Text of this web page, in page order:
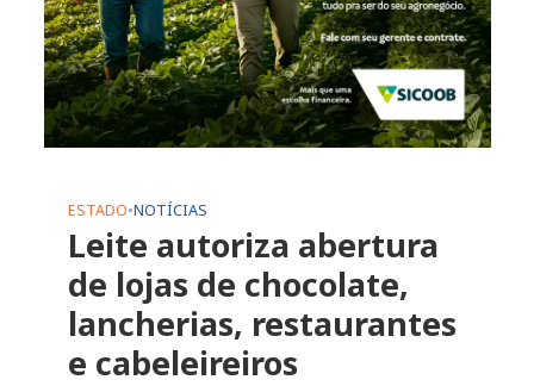
ESTADO•NOTÍCIAS
Leite autoriza abertura
de lojas de chocolate,
lancherias, restaurantes
e cabeleireiros